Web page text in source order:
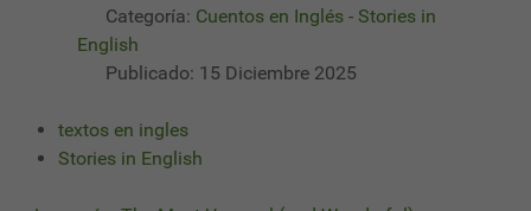
Categoría: Cuentos en Inglés - Stories in
English
Publicado: 15 Diciembre 2025
textos en ingles
Stories in English